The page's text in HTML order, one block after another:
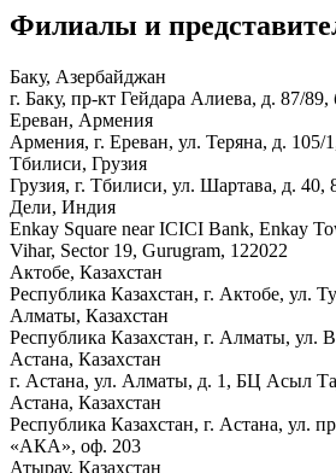
Филиалы и
Баку, Азербайджан
г. Баку, пр-кт Гейдара Алиева, д. 87/
Ереван, Армения
Армения, г. Ереван, ул. Теряна, д. 105/
Тбилиси, Грузия
Грузия, г. Тбилиси, ул. Шартава, д. 40,
Дели, Индия
Enkay Square near ICICI Bank, Enkay
Vihar, Sector 19, Gurugram, 122022
Актобе, Казахстан
Республика Казахстан, г. Актобе, ул.
Алматы, Казахстан
Республика Казахстан, г. Алматы, ул.
Астана, Казахстан
г. Астана, ул. Алматы, д. 1, БЦ Асыл
Астана, Казахстан
Республика Казахстан, г. Астана, ул.
«АКА», оф. 203
Атырау, Казахстан